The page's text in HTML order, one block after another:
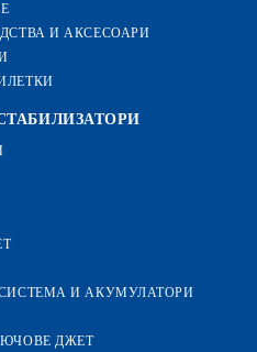
И АКСЕСОАРИ
И АКУМУЛАТОРИ
ДЖЕТ